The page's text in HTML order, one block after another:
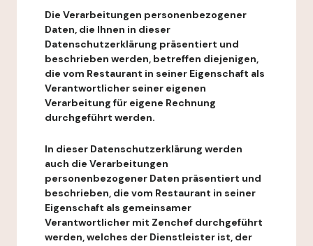
Die Verarbeitungen personenbezogener
Daten, die Ihnen in dieser
Datenschutzerklärung präsentiert und
beschrieben werden, betreffen diejenigen,
die vom Restaurant in seiner Eigenschaft als
Verantwortlicher seiner eigenen
Verarbeitung für eigene Rechnung
durchgeführt werden.
In dieser Datenschutzerklärung werden
auch die Verarbeitungen
personenbezogener Daten präsentiert und
beschrieben, die vom Restaurant in seiner
Eigenschaft als gemeinsamer
Verantwortlicher mit Zenchef durchgeführt
werden, welches der Dienstleister ist, der